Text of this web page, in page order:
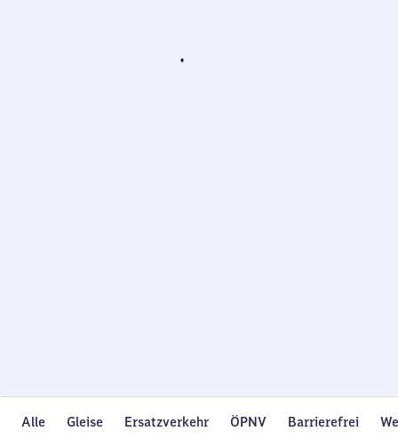
Alle Gleise Ersatzverkehr ÖPNV Barrierefrei